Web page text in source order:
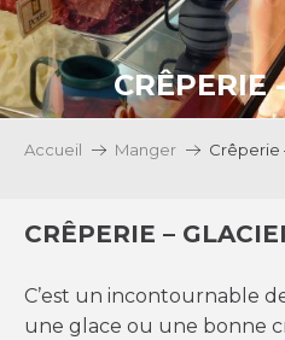
CRÊPERIE
Accueil Manger Crêperie
CRÊPERIE –
C’est un incontournable
une glace ou une bonne